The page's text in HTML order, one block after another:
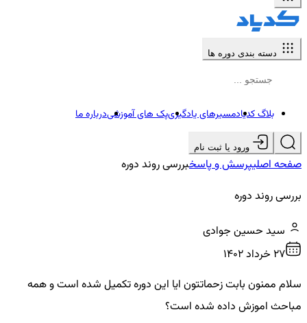
دسته بندی دوره ها
بلاگ کدیادمسیرهای یادگیریپک های آموزشیدرباره ما
ورود یا ثبت نام
صفحه اصلیپرسش و پاسخبررسی روند دوره
بررسی روند دوره
سید حسین جوادی
27 خرداد ۱۴۰۲
سلام ممنون بابت زحماتتون ایا این دوره تکمیل شده است و همه
مباحث اموزش داده شده است؟